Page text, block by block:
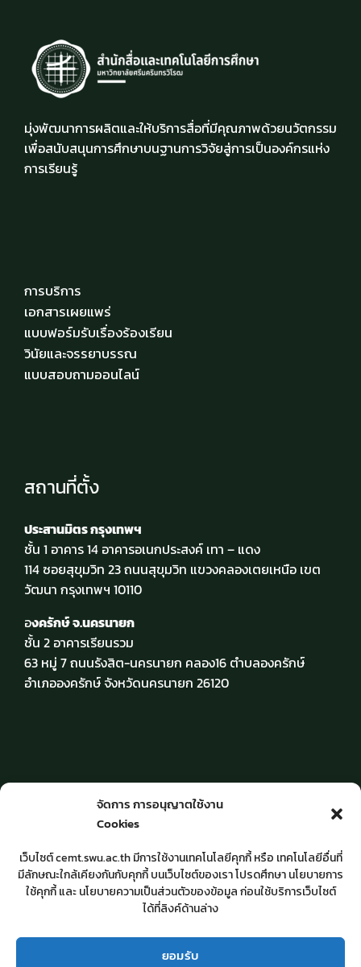
จัดการ การอนุญาตใช้งาน
Cookies
เว็บไซต์ cemt.swu.ac.th มีการใช้งานเทคโนโลยีคุกกี้ หรือ เทคโนโลยีอื่นที่
มีลักษณะใกล้เคียงกันกับคุกกี้ บนเว็บไซต์ของเรา โปรดศึกษา นโยบายการ
ใช้คุกกี้ และ นโยบายความเป็นส่วนตัวของข้อมูล ก่อนใช้บริการเว็บไซต์
ได้ที่ลิงค์ด้านล่าง
ยอมรับ
มุ่งพัฒนาการผลิตและให้บริการสื่อที่มีคุณภาพด้วยนวัตกรรม
เพื่อสนับสนุนการศึกษาบนฐานการวิจัยสู่การเป็นองค์กรแห่ง
การเรียนรู้
การบริการ
เอกสารเผยแพร่
แบบฟอร์มรับเรื่องร้องเรียน
วินัยและจรรยาบรรณ
แบบสอบถามออนไลน์
สถานที่ตั้ง
ประสานมิตร กรุงเทพฯ
ชั้น 1 อาคาร 14 อาคารอเนกประสงค์ เทา – แดง
114 ซอยสุขุมวิท 23 ถนนสุขุมวิท แขวงคลองเตยเหนือ เขต
วัฒนา กรุงเทพฯ 10110
องครักษ์ จ.นครนายก
ชั้น 2 อาคารเรียนรวม
63 หมู่ 7 ถนนรังสิต-นครนายก คลอง16 ตำบลองครักษ์
อำเภอองครักษ์ จังหวัดนครนายก 26120
วัน-เวลาให้บริการ
จันทร์ – ศุกร์ เวลา 8.30 – 16.30 น.
ปิดวันหยุดราชการ
และวันหยุดนักขัตฤกษ์